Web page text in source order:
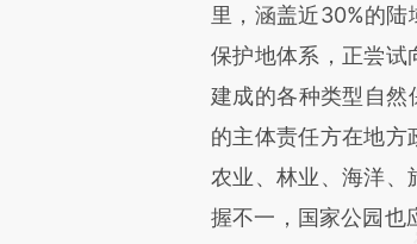
里，涵盖近30%的
保护地体系，正尝试
建成的各种类型自然
的主体责任方在地方
农业、林业、海洋、
握不一，国家公园也